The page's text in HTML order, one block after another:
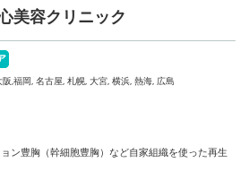
美容クリニック
阪,福岡, 名古屋, 札幌, 大宮, 横浜, 熱海, 広島
ン豊胸（幹細胞豊胸）など自家組織を使った再生